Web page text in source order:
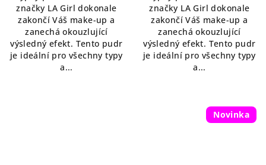
hvězdiček.
značky LA Girl dokonale
zakončí Váš make-up a
zanechá okouzlující
výsledný efekt. Tento pudr
je ideální pro všechny typy
a...
hvězdiček.
značky LA Girl dokonale
zakončí Váš make-up a
zanechá okouzlující
výsledný efekt. Tento pudr
je ideální pro všechny typy
a...
Novinka